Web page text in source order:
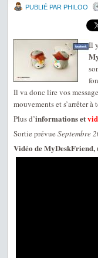
PUBLIÉ PAR PHILOO
Il
Il va donc lire vos
mouvements et s’arrêter
Plus d’informations et
Sortie prévue Septembre
Vidéo de